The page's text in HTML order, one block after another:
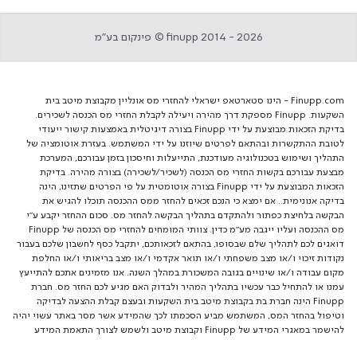
finupp 2014 - 2026 © פינקום בע״מ
Finupp.com - הינו סטארטאפ ישראלי להחזרי מס אונליין מקבוצת מיטב בית
השקעות. Finupp מספקת דרך מהירה ויעילה לקבלת החזרי מס הכנסה לשכירים.
בדיקת הזכאות מבוצעת על ידי Finupp בצורה דיגיטלית באמצעות קישור ייעודי
לטובת ההתקשרות ובהתאם לפרטים שיוזנו על ידי המשתמש. בעזרת אוטומציה של
התהליך ושימוש בטכנולוגיה מעודכנת, התייעלות וחיסכון בזמן עבורכם, המערכת
מבצעת עבורכם בקשות החזרי מס הכנסה (לשכיר/לשכירה) בצורה מהירה. בדיקת
הזכאות המבוצעת על ידי Finupp בצורה אוטומטית על פי הפרטים שתזינו, הינה
בדיקה אנונימית.. אם ימצא כי הנכם זכאים להחזר ממס ההכנסה תוכלו להגיש את
הבקשה בלחיצת כפתור ולהתקדם בתהליך הבקשה להחזר מס. סכום ההחזר יקבע ע"י
מס ההכנסה ועליו ייגבה מע"מ כדין. צוותי המומחים להחזרי מס הכנסה של Finupp
דואגים לכם לתהליך שלם שבסופו, בהתאם לזכאותכם, יתקבל כסף לחשבון שלכם בעבור
נקודות זיכוי ו/או מצב משפחתי ו/או תואר אקדמי ו/או מצב בריאותי ו/או החלפת
מקום עבודה ו/או שינויים בגובה המשכורת במהלך השנה. אנו מזמינים אתכם להתייעץ
עמנו או להתחיל כבר עכשיו בתהליך המהיר ולבדוק האם מגיע לכם החזר מס. חברת
Finupp הינה חברת בת בקבוצת מיטב בית השקעות ובעצם קבלת ההצעה לבדיקה
וטיפול בהחזר המס, המשתמש מביע הסכמתו לכך שהמידע אשר מסר באתר עשוי יהיה
להישמר במאגרי המידע של Finupp וקבוצת מיטב ולשמש לצורך התאמת המידע